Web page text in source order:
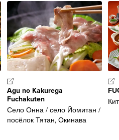
Agu no Kakurega
Fuchakuten
Село Онна / село Йомитан /
посёлок Тятан, Окинава